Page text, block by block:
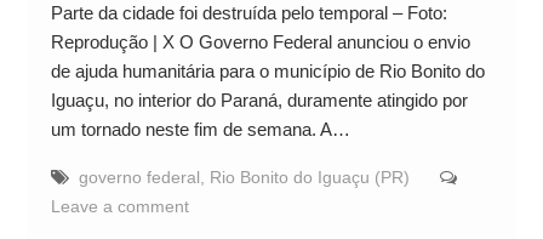
Parte da cidade foi destruída pelo temporal – Foto:
Reprodução | X O Governo Federal anunciou o envio
de ajuda humanitária para o município de Rio Bonito do
Iguaçu, no interior do Paraná, duramente atingido por
um tornado neste fim de semana. A…
governo federal
Rio Bonito do Iguaçu (PR)
Leave a comment